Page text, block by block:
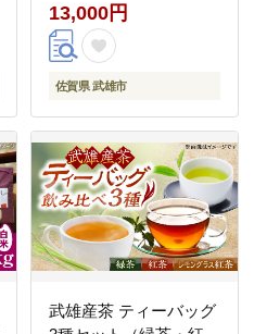
13,000円
佐賀県 武雄市
武雄産茶 ティーバッグ